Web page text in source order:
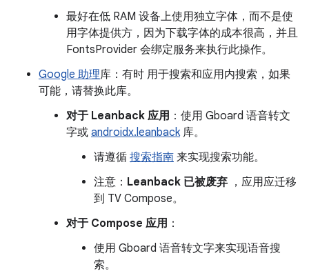
最好在低 RAM 设备上使用独立字体，而不是使
用字体提供方，因为下载字体的成本很高，并且
FontsProvider 会绑定服务来执行此操作。
Google 助理库：有时 用于搜索和应用内搜索，如果
可能，请替换此库。
对于 Leanback 应用 ：使用 Gboard 语音转文
字或 androidx.leanback库。
请遵循 搜索指南 来实现搜索功能。
注意： Leanback 已被废弃 ，应用应迁移
到 TV Compose。
对于 Compose 应用 ：
使用 Gboard 语音转文字来实现语音搜
索。